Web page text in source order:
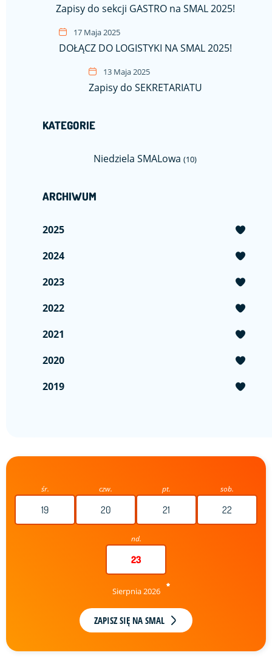
Zapisy do sekcji GASTRO na SMAL 2025!
17 Maja 2025
DOŁĄCZ DO LOGISTYKI NA SMAL 2025!
13 Maja 2025
Zapisy do SEKRETARIATU
KATEGORIE
Niedziela SMALowa (10)
ARCHIWUM
2025
2024
2023
2022
2021
2020
2019
śr.
19
czw.
20
pt.
21
sob.
22
nd.
23
Sierpnia 2026
ZAPISZ SIĘ NA SMAL